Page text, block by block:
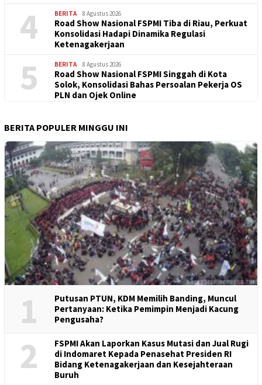
4 BERITA 8 Agustus 2026
Road Show Nasional FSPMI Tiba di Riau, Perkuat
Konsolidasi Hadapi Dinamika Regulasi
Ketenagakerjaan
5 BERITA 8 Agustus 2026
Road Show Nasional FSPMI Singgah di Kota
Solok, Konsolidasi Bahas Persoalan Pekerja OS
PLN dan Ojek Online
BERITA POPULER MINGGU INI
1
Putusan PTUN, KDM Memilih Banding, Muncul
Pertanyaan: Ketika Pemimpin Menjadi Kacung
Pengusaha?
2
FSPMI Akan Laporkan Kasus Mutasi dan Jual Rugi
di Indomaret Kepada Penasehat Presiden RI
Bidang Ketenagakerjaan dan Kesejahteraan
Buruh